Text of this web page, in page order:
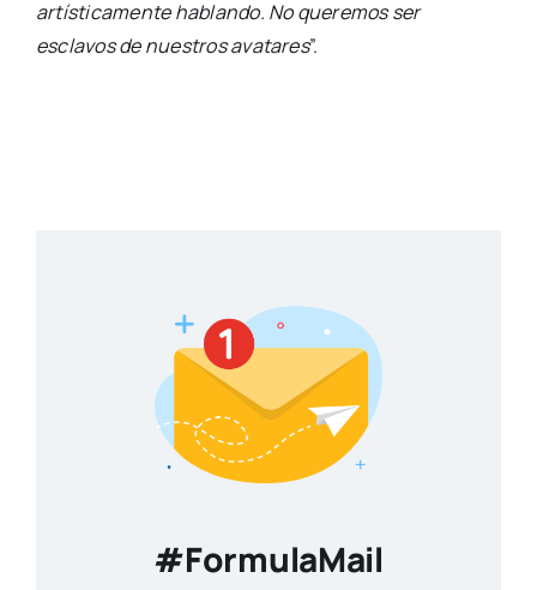
artísticamente hablando. No queremos ser
esclavos de nuestros avatares”.
#FormulaMail